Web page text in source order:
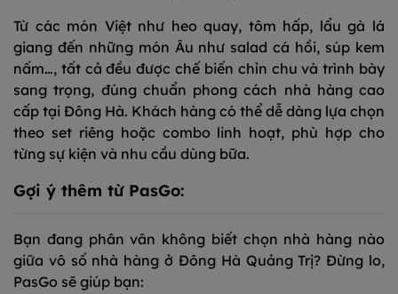
Từ các món Việt như heo quay, tôm hấp, lẩu gà lá
giang đến những món Âu như salad cá hồi, súp kem
nấm…, tất cả đều được chế biến chỉn chu và trình bày
sang trọng, đúng chuẩn phong cách nhà hàng cao
cấp tại Đông Hà. Khách hàng có thể dễ dàng lựa chọn
theo set riêng hoặc combo linh hoạt, phù hợp cho
từng sự kiện và nhu cầu dùng bữa.
Gợi ý thêm từ PasGo:
Bạn đang phân vân không biết chọn nhà hàng nào
giữa vô số nhà hàng ở Đông Hà Quảng Trị? Đừng lo,
PasGo sẽ giúp bạn: